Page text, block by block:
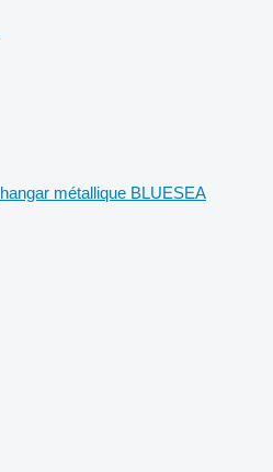
hangar métallique BLUESEA